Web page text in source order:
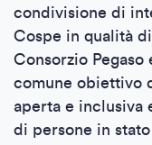
condivisione di
Cospe in qualità
Consorzio Pegaso
comune obiettivo
aperta e inclusiva
di persone in